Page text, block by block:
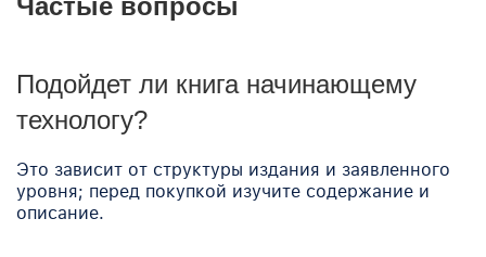
Частые вопросы
Подойдет ли книга начинающему
технологу?
Это зависит от структуры издания и заявленного
уровня; перед покупкой изучите содержание и
описание.